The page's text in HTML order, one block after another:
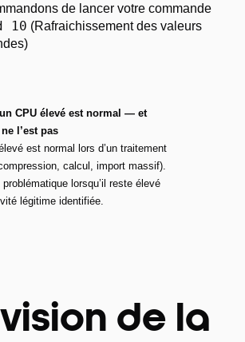
de lancer votre commande
10 (Rafraichissement des valeurs
un CPU élevé est normal — et
l’est pas
est normal lors d’un traitement
calcul, import massif).
problématique lorsqu’il reste élevé
légitime identifiée.
de la